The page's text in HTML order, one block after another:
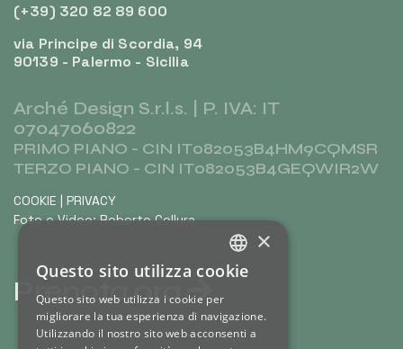
(+39) 320 82 89 600
via Principe di Scordia, 94
90139 - Palermo - Sicilia
Arché Design S.r.l.s. | P. IVA: IT
07047060822
PRIMO PIANO - CIN IT082053B4HM9CQMSR
TERZO PIANO - CIN IT082053B4GEQWIR2W
COOKIE | PRIVACY
Foto e Video: Roberto Collura
Prenota ora ITALIAN
×
Questo sito utilizza cookie
Questo sito web utilizza i cookie per
migliorare la tua esperienza di navigazione.
Utilizzando il nostro sito web acconsenti a